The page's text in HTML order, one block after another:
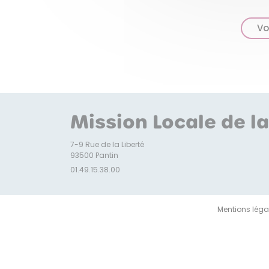
Mission Locale de la
7-9 Rue de la Liberté
93500 Pantin
01.49.15.38.00
Mentions